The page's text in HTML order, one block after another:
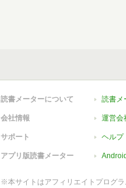
読書メーターについて 読書メ
会社情報 運営会
サポート ヘルプ
アプリ版読書メーター
※本サイトはアフィリエイトプログ